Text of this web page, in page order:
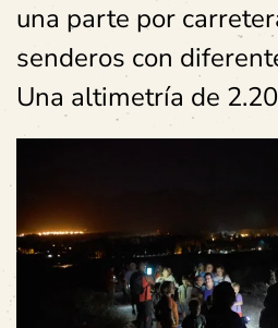
una parte por
senderos con
Una altimetría de